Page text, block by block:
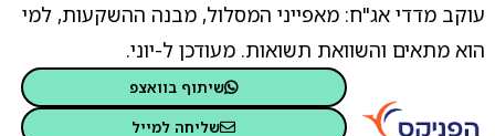
עוקב מדדי אג"ח: מאפייני המסלול, מבנה ההשקעות, למי
הוא מתאים והשוואת תשואות. מעודכן ל-יוני.
שיתוף בוואצפ
שליחה למייל